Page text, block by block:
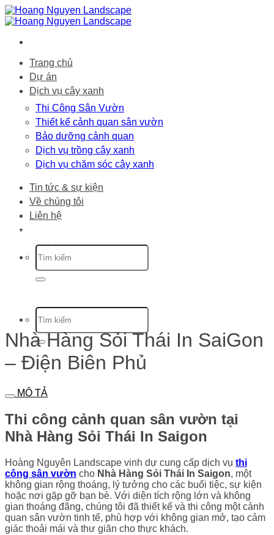
Bỏ
qua
dung
Trang chủ
Dự án
Dịch vụ cây xanh
Thi Công Sân Vườn
Thiết kế cảnh quan sân vườn
Bảo dưỡng cảnh quan
Dịch vụ trồng cây xanh
Dịch vụ chăm sóc cây xanh
Tin tức & sự kiện
Về chúng tôi
Liên hệ
Trang chủ
Nhà Hàng Sỏi Thái In SaiGon
– Điện Biên Phủ
MÔ TẢ
Thi công cảnh quan sân vườn tại
Nhà Hàng Sỏi Thái In Saigon
Hoàng Nguyên Landscape vinh dự cung cấp dịch vụ thi
công sân vườn cho Nhà Hàng Sỏi Thái In Saigon, một
không gian rộng thoáng, lý tưởng cho các buổi tiệc, sự kiện
hoặc nơi gặp gỡ bạn bè. Với diện tích rộng lớn và không
gian thoáng đãng, chúng tôi đã thiết kế và thi công một cảnh
quan sân vườn tinh tế, phù hợp với không gian mở, tạo cảm
giác thoải mái và thư giãn cho thực khách.